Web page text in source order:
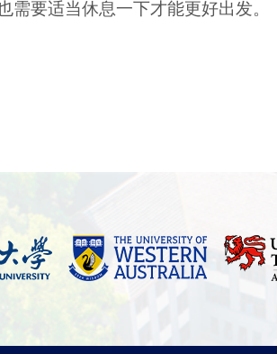
要适当休息一下才能更好出发。